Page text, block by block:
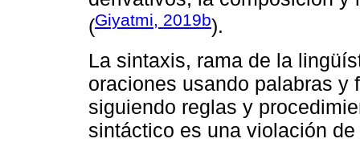
(Giyatmi, 2019b).
La sintaxis, rama de la
oraciones usando palabras y
siguiendo reglas y
sintáctico es una violación